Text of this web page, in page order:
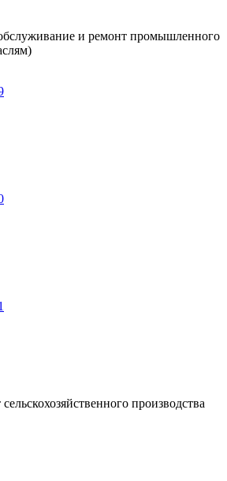
и ремонт промышленного
производства